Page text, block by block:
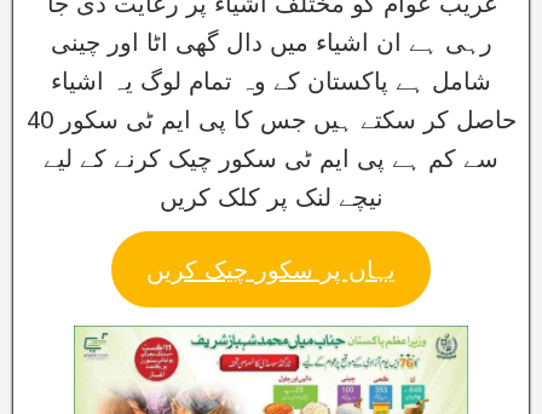
رہی ہے ان اشیاء میں دال گھی اٹا اور چینی
شامل ہے پاکستان کے وہ تمام لوگ یہ اشیاء
حاصل کر سکتے ہیں جس کا پی ایم ٹی سکور 40
سے کم ہے پی ایم ٹی سکور چیک کرنے کے لیے
نیچے لنک پر کلک کریں
یہاں پر سکور چیک کریں